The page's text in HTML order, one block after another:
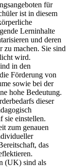
für
ist in diesem
Lerninhalte
und deren
zu machen. Sie sind
wird.
in den
Förderung von
sowie bei der
hohe Bedeutung.
dieser
sie einstellen.
zum genauen
das
(UK) sind als